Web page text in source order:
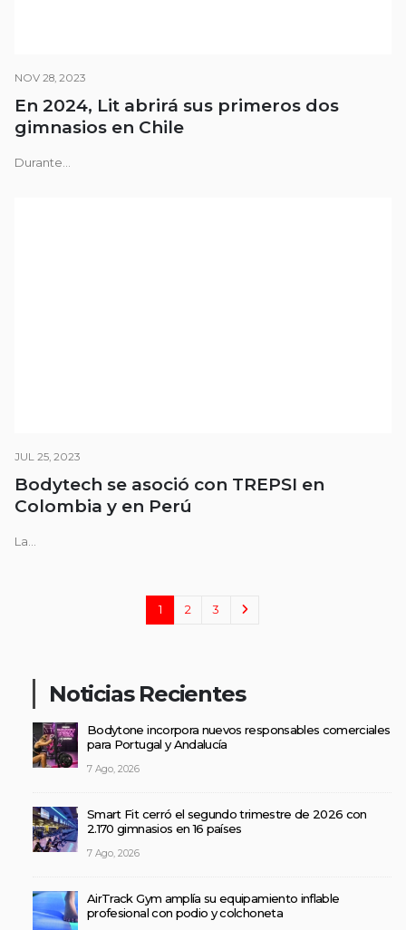
NOV 28, 2023
En 2024, Lit abrirá sus primeros dos
gimnasios en Chile
Durante...
JUL 25, 2023
Bodytech se asoció con TREPSI en
Colombia y en Perú
La...
1 2 3
Noticias Recientes
Bodytone incorpora nuevos responsables comerciales
para Portugal y Andalucía
7 Ago, 2026
Smart Fit cerró el segundo trimestre de 2026 con
2.170 gimnasios en 16 países
7 Ago, 2026
AirTrack Gym amplía su equipamiento inflable
profesional con podio y colchoneta